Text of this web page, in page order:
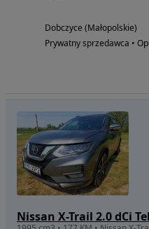
Dobczyce (Małopolskie)
Prywatny sprzedawca •
Nissan X-Trail 2.0 dCi